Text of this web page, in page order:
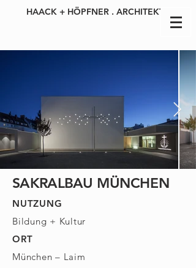
HAACK + HÖPFNER . ARCHITEKTEN
SAKRALBAU MÜNCHEN
NUTZUNG
Bildung + Kultur
ORT
München – Laim